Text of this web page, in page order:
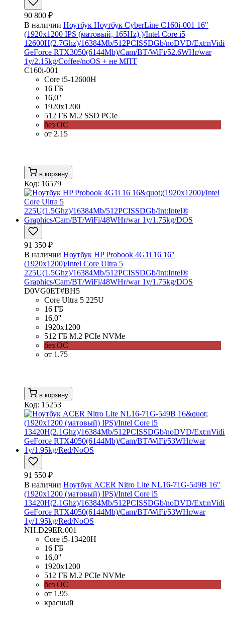
90 800 ₽
В наличии Ноутбук Ноутбук CyberLine C160i-001 16"
(1920x1200 IPS (матовый, 165Hz) )/Intel Core i5
12600H(2.7Ghz)/16384Mb/512PCISSDGb/noDVD/
GeForce RTX3050(6144Mb)/Cam/BT/WiFi/52.6WHr/war
1y/2.15kg/Coffee/noOS + не МПТ
C160i-001
Core i5-12600H
16 ГБ
16,0''
1920x1200
512 ГБ M.2 SSD PCIe
без ОС
от 2.15
в корзину
Код: 16579
91 350 ₽
В наличии Ноутбук HP Probook 4G1i 16 16"
(1920x1200)/Intel Core Ultra 5
225U(1.5Ghz)/16384Mb/512PCISSDGb/Int:Intel®
Graphics/Cam/BT/WiFi/48WHr/war 1y/1.75kg/DOS
D0VG0ET#BH5
Core Ultra 5 225U
16 ГБ
16,0''
1920x1200
512 ГБ M.2 PCIe NVMe
без ОС
от 1.75
в корзину
Код: 15253
91 550 ₽
В наличии Ноутбук ACER Nitro Lite NL16-71G-549B 16"
(1920x1200 (матовый) IPS)/Intel Core i5
13420H(2.1Ghz)/16384Mb/512PCISSDGb/noDVD/
GeForce RTX4050(6144Mb)/Cam/BT/WiFi/53WHr/war
1y/1.95kg/Red/NoOS
NH.D29ER.001
Core i5-13420H
16 ГБ
16,0''
1920x1200
512 ГБ M.2 PCIe NVMe
без ОС
от 1.95
красный